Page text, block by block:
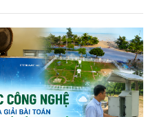
lãnh đạo báo chí.